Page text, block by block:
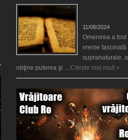
11/08/2024
Omenirea a fost
vreme
supranaturale,
obţine puterea şi …Citește mai mult »